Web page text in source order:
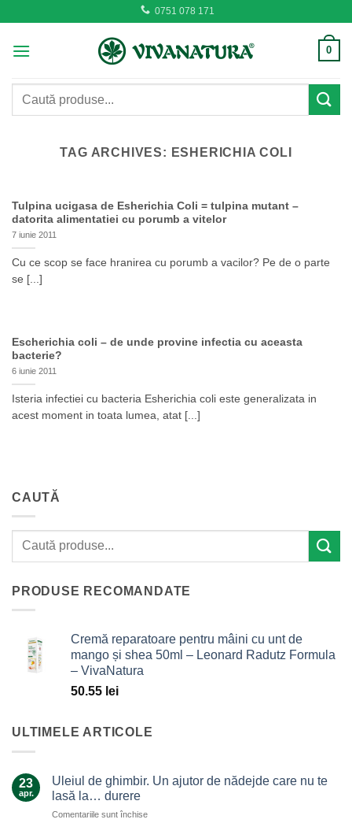
content
0751 078 171
0
Caută
TAG ARCHIVES: ESHERICHIA COLI
Tulpina ucigasa de Esherichia Coli = tulpina mutant –
datorita alimentatiei cu porumb a vitelor
7 iunie 2011
Cu ce scop se face hranirea cu porumb a vacilor? Pe de o parte
se [...]
Escherichia coli – de unde provine infectia cu aceasta
bacterie?
6 iunie 2011
Isteria infectiei cu bacteria Esherichia coli este generalizata in
acest moment in toata lumea, atat [...]
CAUTĂ
PRODUSE RECOMANDATE
Cremă reparatoare pentru mâini cu unt de
mango și shea 50ml – Leonard Radutz Formula
– VivaNatura
50.55 lei
ULTIMELE ARTICOLE
23
apr.
Uleiul de ghimbir. Un ajutor de nădejde care nu te
lasă la… durere
Comentariile sunt închisepentru